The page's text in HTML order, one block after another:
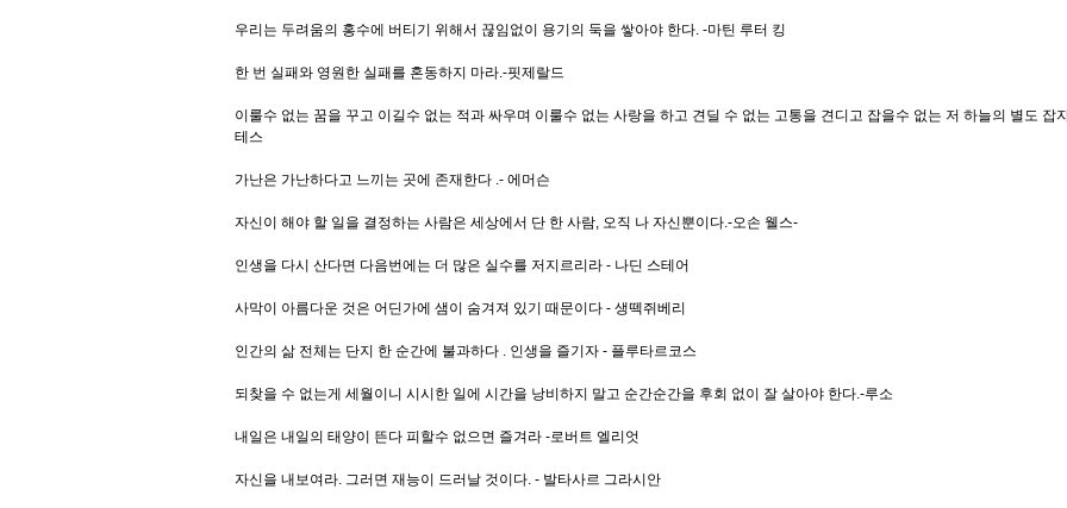
우리는 두려움의 홍수에 버티기 위해서 끊임없이 용기의 둑을 쌓아야 한다. -마틴 루터 킹
한 번 실패와 영원한 실패를 혼동하지 마라.-핏제랄드
이룰수 없는 꿈을 꾸고 이길수 없는 적과 싸우며 이룰수 없는 사랑을 하고 견딜 수 없는 고통을 견디고 잡을수 없는 저 하늘의 별도 잡
테스
가난은 가난하다고 느끼는 곳에 존재한다 .- 에머슨
자신이 해야 할 일을 결정하는 사람은 세상에서 단 한 사람, 오직 나 자신뿐이다.-오손 웰스-
인생을 다시 산다면 다음번에는 더 많은 실수를 저지르리라 - 나딘 스테어
사막이 아름다운 것은 어딘가에 샘이 숨겨져 있기 때문이다 - 생떽쥐베리
인간의 삶 전체는 단지 한 순간에 불과하다 . 인생을 즐기자 - 플루타르코스
되찾을 수 없는게 세월이니 시시한 일에 시간을 낭비하지 말고 순간순간을 후회 없이 잘 살아야 한다.-루소
내일은 내일의 태양이 뜬다 피할수 없으면 즐겨라 -로버트 엘리엇
자신을 내보여라. 그러면 재능이 드러날 것이다. - 발타사르 그라시안